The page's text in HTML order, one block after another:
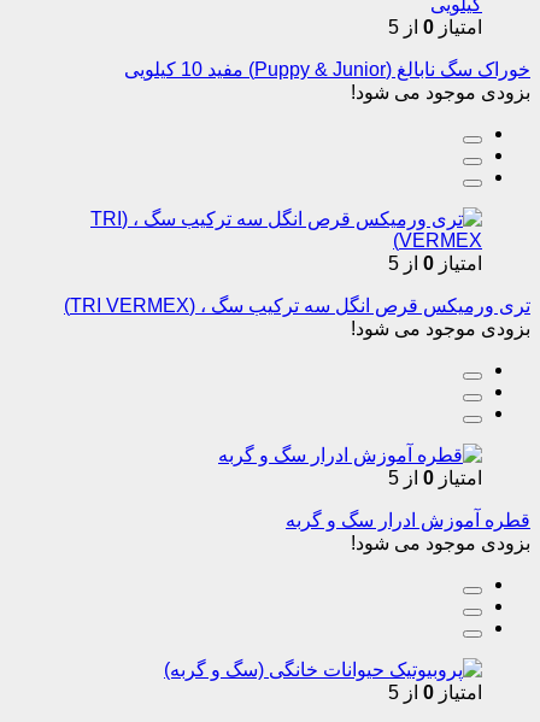
امتیاز 0 از 5
خوراک سگ نابالغ (Puppy & Junior) مفید 10 کیلویی
بزودی موجود می شود!
امتیاز 0 از 5
تری ورمیکس قرص انگل سه ترکیب سگ ، (TRI VERMEX)
بزودی موجود می شود!
امتیاز 0 از 5
قطره آموزش ادرار سگ و گربه
بزودی موجود می شود!
امتیاز 0 از 5